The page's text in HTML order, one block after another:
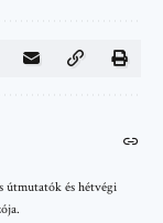
útmutatók és hétvégi